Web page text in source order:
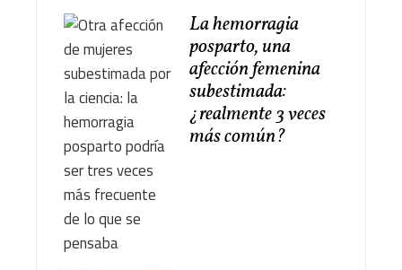
La hemorragia
posparto, una
afección femenina
subestimada:
¿realmente 3 veces
más común?